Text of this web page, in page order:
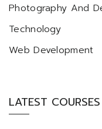
Photography And
Technology
Web Development
LATEST COURSES